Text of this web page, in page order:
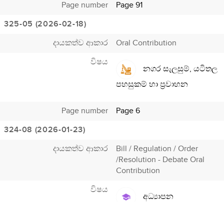
Page number
Page 91
325-05 (2026-02-18)
දායකත්ව ආකාර
Oral Contribution
විෂය
නගර සැලසුම්, යටිතල
පහසුකම් හා ප්‍රවාහන
Page number
Page 6
324-08 (2026-01-23)
දායකත්ව ආකාර
Bill / Regulation / Order
/Resolution - Debate Oral
Contribution
විෂය
අධ්‍යාපන